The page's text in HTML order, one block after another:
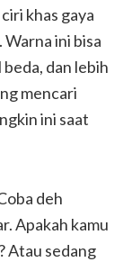
khas gaya
Warna ini bisa
dan lebih
mencari
ini saat
deh
Apakah kamu
Atau sedang